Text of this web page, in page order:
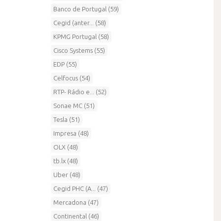
Banco de Portugal (59)
Cegid (anter... (58)
KPMG Portugal (58)
Cisco Systems (55)
EDP (55)
Celfocus (54)
RTP- Rádio e... (52)
Sonae MC (51)
Tesla (51)
Impresa (48)
OLX (48)
tb.lx (48)
Uber (48)
Cegid PHC (A... (47)
Mercadona (47)
Continental (46)